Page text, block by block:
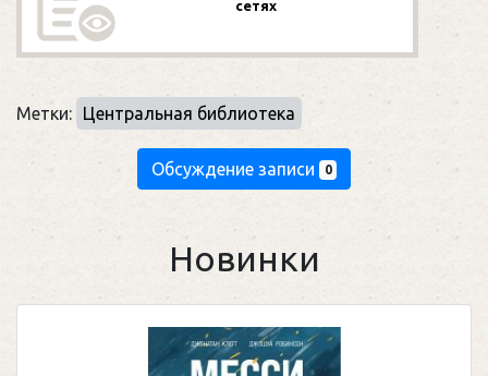
сетях
Метки: Центральная библиотека
Обсуждение записи 0
Новинки